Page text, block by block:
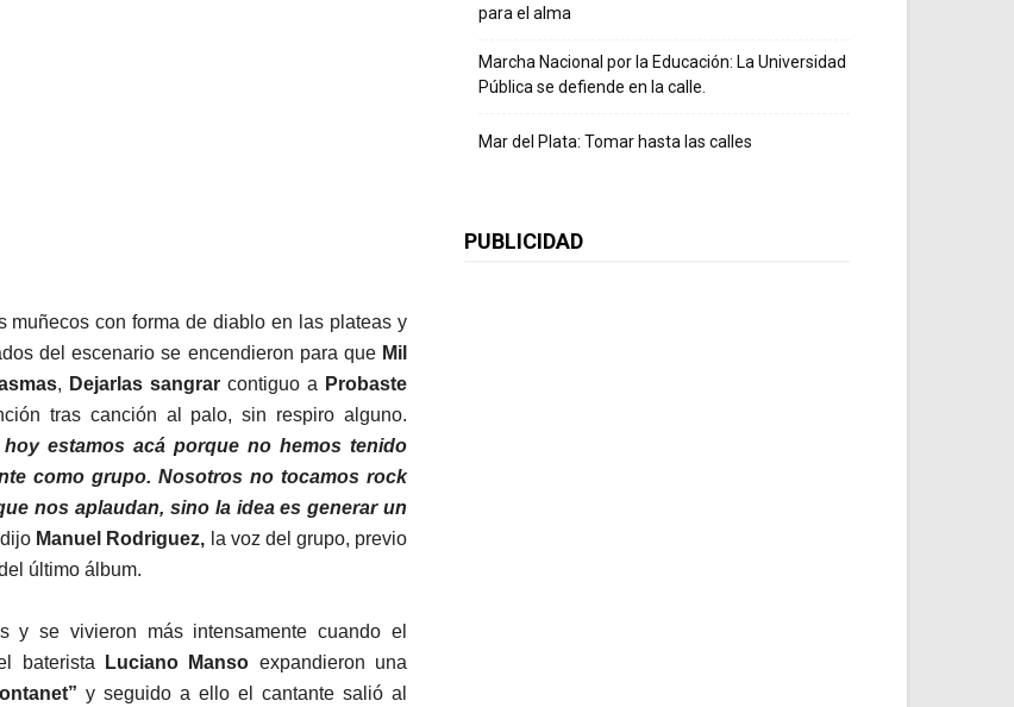
con forma de diablo en las plateas y
del escenario se encendieron para que Mil
, Dejarlas sangrar contiguo a Probaste
tras canción al palo, sin respiro alguno.
estamos acá porque no hemos tenido
como grupo. Nosotros no tocamos rock
nos aplaudan, sino la idea es generar un
Manuel Rodriguez, la voz del grupo, previo
último álbum.
y se vivieron más intensamente cuando el
baterista Luciano Manso expandieron una
y seguido a ello el cantante salió al
para el alma
Marcha Nacional por la Educación: La Universidad
Pública se defiende en la calle.
Mar del Plata: Tomar hasta las calles
PUBLICIDAD